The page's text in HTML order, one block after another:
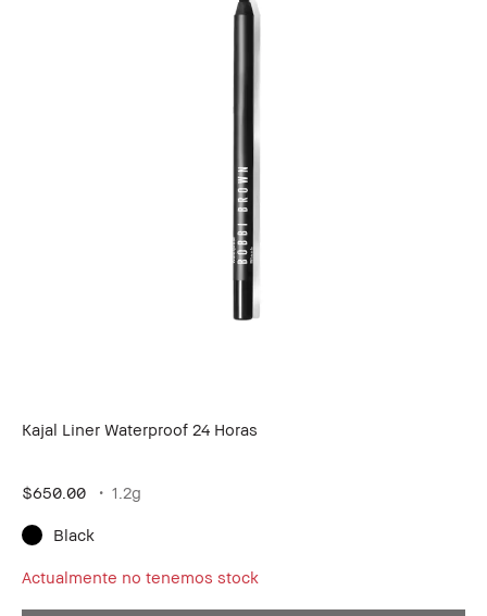
Kajal Liner Waterproof 24 Horas
$650.00 1.2g
Black
Actualmente no tenemos stock